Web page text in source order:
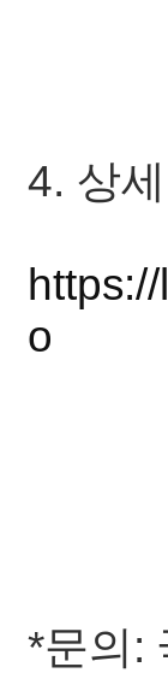
4. 상
o
*문의: